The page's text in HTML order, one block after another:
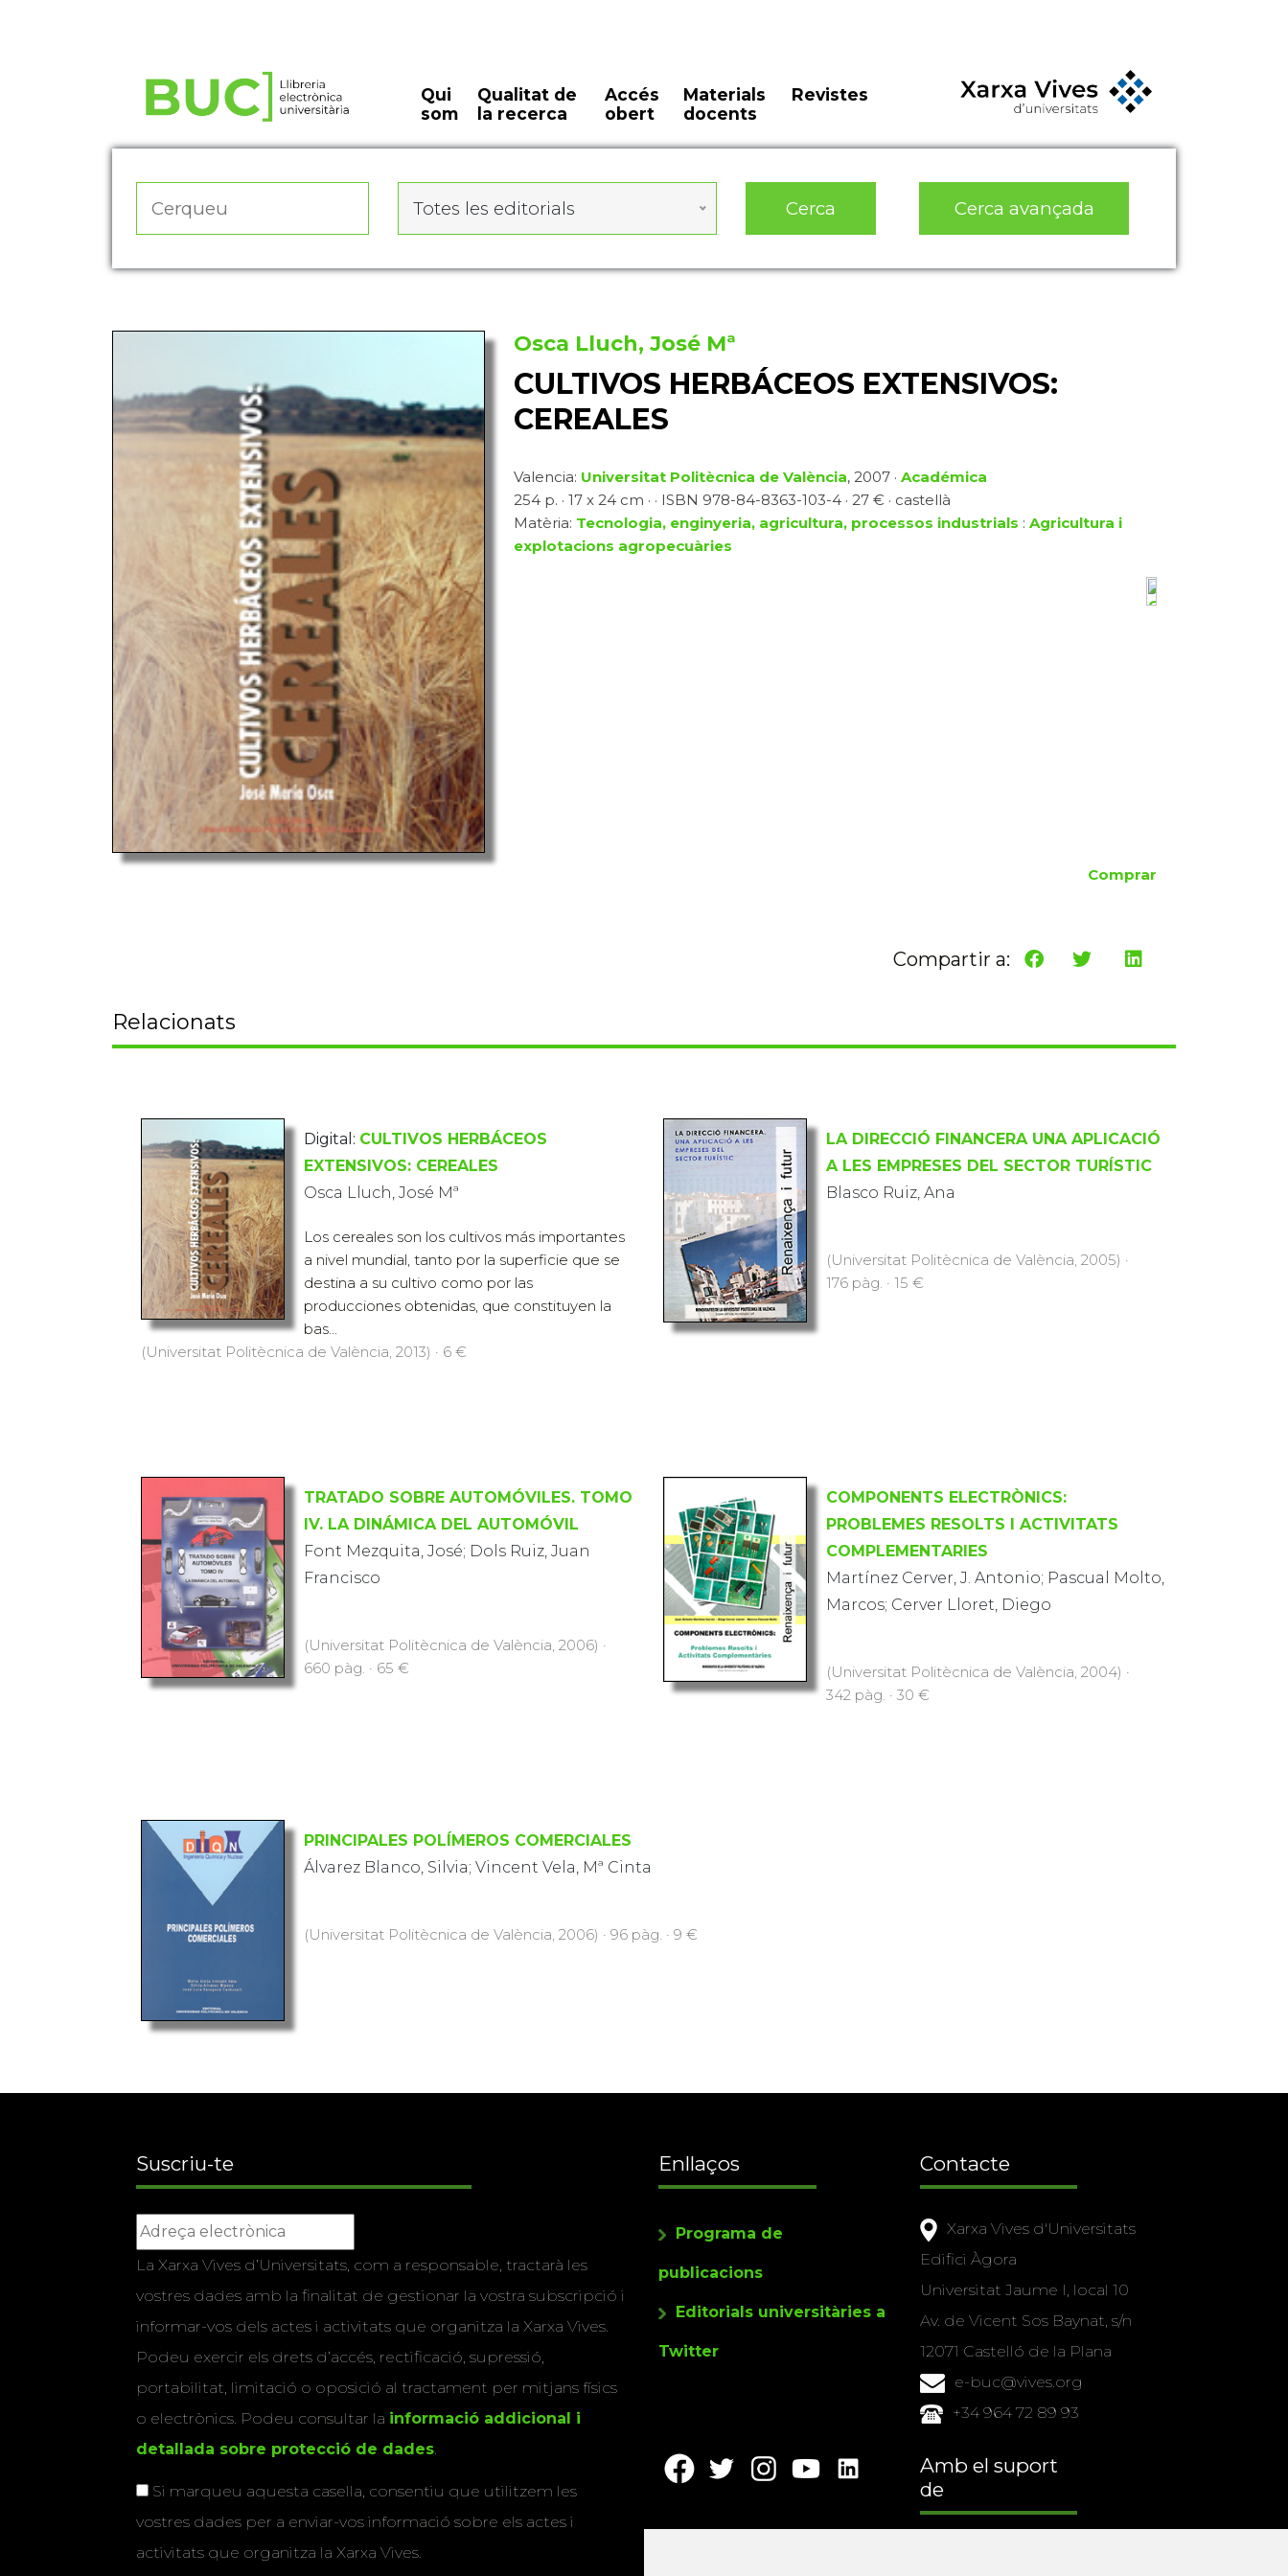
Qui
som
Qualitat de
la recerca
Accés
obert
Materials
docents
Revistes
Totes les editorials Cerca Cerca avançada
Osca Lluch, José Mª
CULTIVOS HERBÁCEOS EXTENSIVOS:
CEREALES
Valencia: Universitat Politècnica de València, 2007 · Académica
254 p. · 17 x 24 cm · · ISBN 978-84-8363-103-4 · 27 € · castellà
Matèria: Tecnologia, enginyeria, agricultura, processos industrials : Agricultura i
explotacions agropecuàries
Comprar
Compartir a:
Relacionats
Digital: CULTIVOS HERBÁCEOS
EXTENSIVOS: CEREALES
Osca Lluch, José Mª
Los cereales son los cultivos más importantes
a nivel mundial, tanto por la superficie que se
destina a su cultivo como por las
producciones obtenidas, que constituyen la
bas...
(Universitat Politècnica de València, 2013) · 6 €
LA DIRECCIÓ FINANCERA UNA APLICACIÓ
A LES EMPRESES DEL SECTOR TURÍSTIC
Blasco Ruiz, Ana
(Universitat Politècnica de València, 2005) ·
176 pàg. · 15 €
TRATADO SOBRE AUTOMÓVILES. TOMO
IV. LA DINÁMICA DEL AUTOMÓVIL
Font Mezquita, José; Dols Ruiz, Juan
Francisco
(Universitat Politècnica de València, 2006) ·
660 pàg. · 65 €
COMPONENTS ELECTRÒNICS:
PROBLEMES RESOLTS I ACTIVITATS
COMPLEMENTARIES
Martínez Cerver, J. Antonio; Pascual Molto,
Marcos; Cerver Lloret, Diego
(Universitat Politècnica de València, 2004) ·
342 pàg. · 30 €
PRINCIPALES POLÍMEROS COMERCIALES
Álvarez Blanco, Silvia; Vincent Vela, Mª Cinta
(Universitat Politècnica de València, 2006) · 96 pàg. · 9 €
Suscriu-te
La Xarxa Vives d’Universitats, com a responsable, tractarà les
vostres dades amb la finalitat de gestionar la vostra subscripció i
informar-vos dels actes i activitats que organitza la Xarxa Vives.
Podeu exercir els drets d’accés, rectificació, supressió,
portabilitat, limitació o oposició al tractament per mitjans físics
o electrònics. Podeu consultar la informació addicional i
detallada sobre protecció de dades.
Si marqueu aquesta casella, consentiu que utilitzem les
vostres dades per a enviar-vos informació sobre els actes i
activitats que organitza la Xarxa Vives.
Enllaços
Programa de
publicacions
Editorials universitàries a
Twitter
Contacte
Xarxa Vives d'Universitats
Edifici Àgora
Universitat Jaume I, local 10
Av. de Vicent Sos Baynat, s/n
12071 Castelló de la Plana
e-buc@vives.org
+34 964 72 89 93
Amb el suport
de